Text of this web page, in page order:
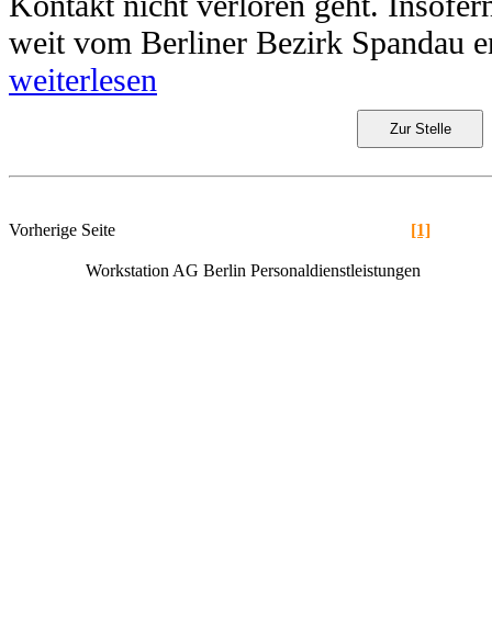
weit vom Berliner Bezirk Spandau
weiterlesen
Zur Stelle
Vorherige Seite [1]
Workstation AG Berlin Personaldienstleistungen